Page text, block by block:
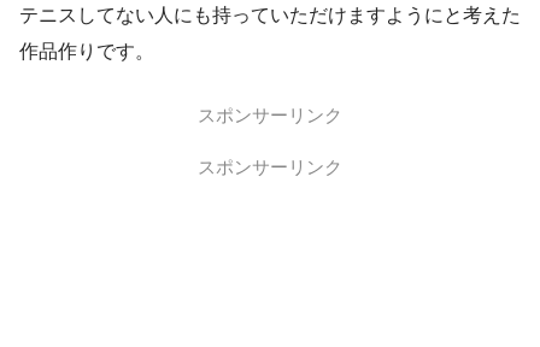
テニスしてない人にも持っていただけますようにと考えた
作品作りです。
スポンサーリンク
スポンサーリンク